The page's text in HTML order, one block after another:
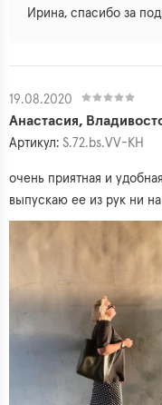
Ирина, спасибо за
19.08.2020
Анастасия,
Артикул: S.72.bs.VV-KH
очень приятная и
выпускаю ее из рук ни